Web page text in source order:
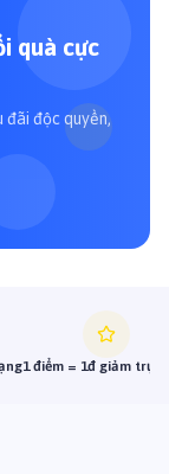
quà cực
đãi độc quyền,
1 điểm = 1đ giảm trực